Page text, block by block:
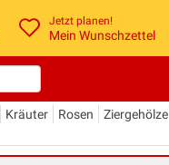
Jetzt planen!
Mein Wunschzettel
Kräuter Rosen Ziergehölze